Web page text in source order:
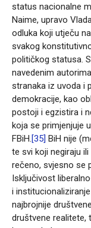
status nacionalne
Naime, upravo
odluka koji utječu
svakog
političkog statusa.
navedenim
stranaka iz uvoda i
demokracije, kao
postoji i egzistira i
koja se primjenjuje
FBiH. [35] BiH nije
te svi koji negiraju
rečeno, svjesno se
Isključivost
i
najbrojnije
društvene realitete,